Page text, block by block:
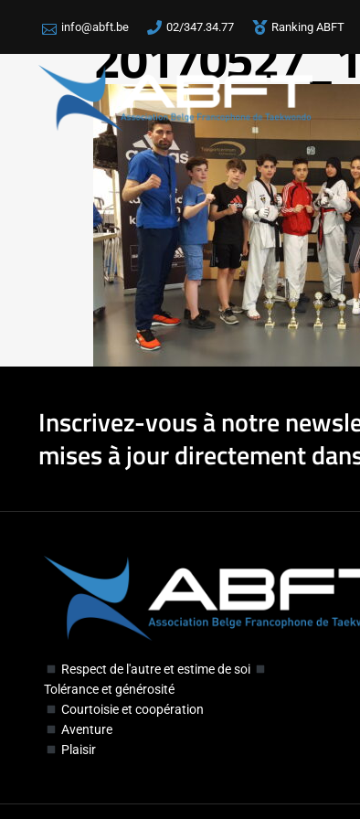
info@abft.be 02/347.34.77 Ranking ABFT
Inscrivez-vous à notre
mises à jour directement
Respect de l'autre et estime de soi
Tolérance et générosité
Courtoisie et coopération
Aventure
Plaisir